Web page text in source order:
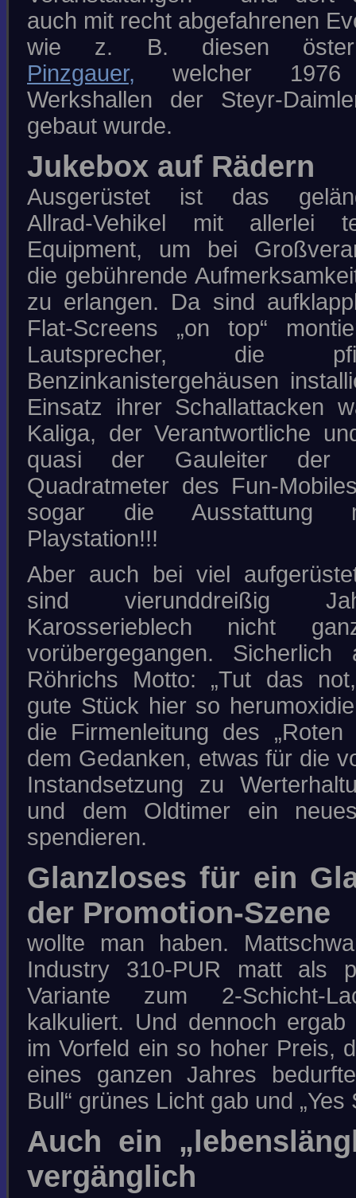
auch mit recht abgefahrenen
wie z. B. diesen
Pinzgauer, welcher
Werkshallen der Steyr-
gebaut wurde.
Jukebox auf Rädern
Ausgerüstet ist das
Allrad-Vehikel mit allerlei
Equipment, um bei
die gebührende
zu erlangen. Da sind
Flat-Screens „on top“
Lautsprecher, die
Benzinkanistergehäusen
Einsatz ihrer Schallattacken
Kaliga, der Verantwortliche
quasi der Gauleiter der
Quadratmeter des Fun-
sogar die Ausstattung
Playstation!!!
Aber auch bei viel
sind vierunddreißig
Karosserieblech nicht
vorübergegangen. Sicherlich
Röhrichs Motto: „Tut das
gute Stück hier so
die Firmenleitung des „Roten
dem Gedanken, etwas für die
Instandsetzung zu
und dem Oldtimer ein
spendieren.
Glanzloses für ein
der Promotion-Szene
wollte man haben.
Industry 310-PUR matt als
Variante zum 2-Schicht-
kalkuliert. Und dennoch
im Vorfeld ein so hoher Preis,
eines ganzen Jahres
Bull“ grünes Licht gab und „Yes
Auch ein
vergänglich